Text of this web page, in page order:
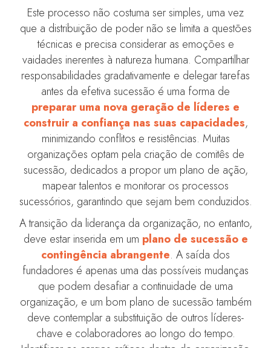
Este processo não costuma ser simples, uma vez
que a distribuição de poder não se limita a questões
técnicas e precisa considerar as emoções e
vaidades inerentes à natureza humana. Compartilhar
responsabilidades gradativamente e delegar tarefas
antes da efetiva sucessão é uma forma de
preparar uma nova geração de líderes e
construir a confiança nas suas capacidades,
minimizando conflitos e resistências. Muitas
organizações optam pela criação de comitês de
sucessão, dedicados a propor um plano de ação,
mapear talentos e monitorar os processos
sucessórios, garantindo que sejam bem conduzidos.
A transição da liderança da organização, no entanto,
deve estar inserida em um plano de sucessão e
contingência abrangente. A saída dos
fundadores é apenas uma das possíveis mudanças
que podem desafiar a continuidade de uma
organização, e um bom plano de sucessão também
deve contemplar a substituição de outros líderes-
chave e colaboradores ao longo do tempo.